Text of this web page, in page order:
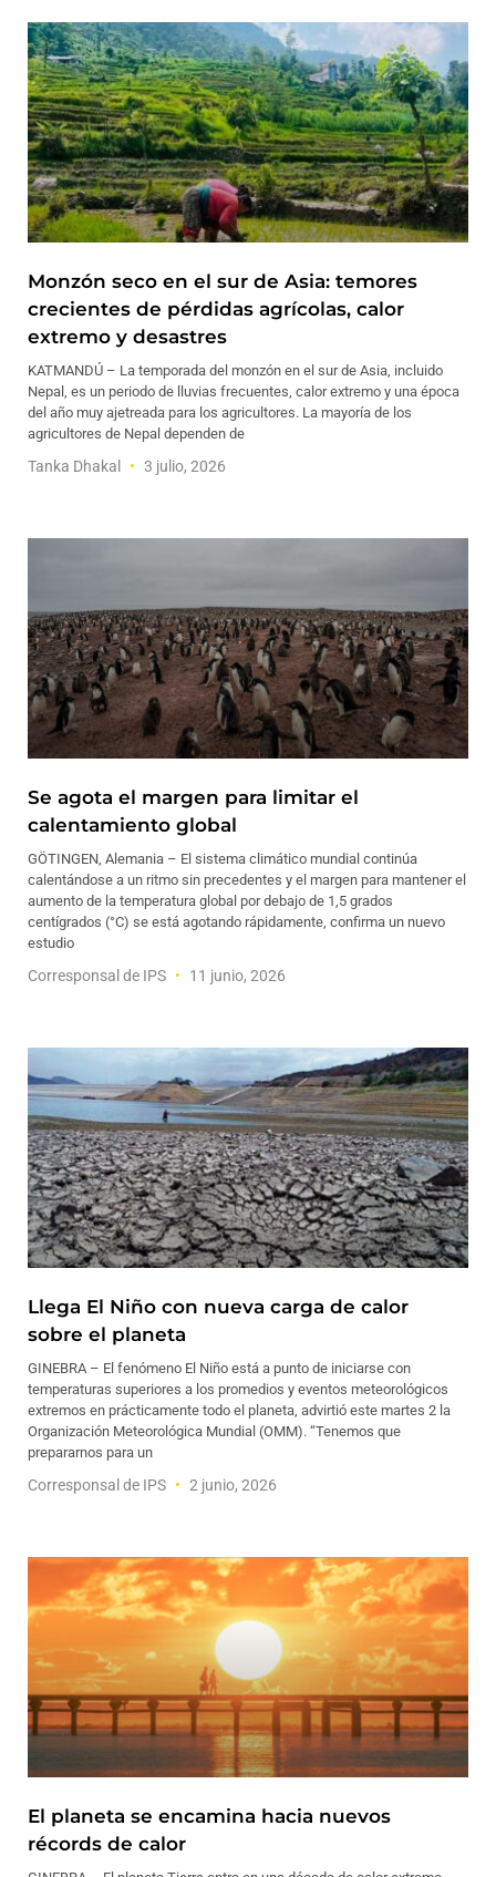
Monzón seco en el sur de Asia: temores
crecientes de pérdidas agrícolas, calor
extremo y desastres
KATMANDÚ – La temporada del monzón en el sur de Asia, incluido
Nepal, es un periodo de lluvias frecuentes, calor extremo y una época
del año muy ajetreada para los agricultores. La mayoría de los
agricultores de Nepal dependen de
Tanka Dhakal 3 julio, 2026
Se agota el margen para limitar el
calentamiento global
GÖTINGEN, Alemania – El sistema climático mundial continúa
calentándose a un ritmo sin precedentes y el margen para mantener el
aumento de la temperatura global por debajo de 1,5 grados
centígrados (°C) se está agotando rápidamente, confirma un nuevo
estudio
Corresponsal de IPS 11 junio, 2026
Llega El Niño con nueva carga de calor
sobre el planeta
GINEBRA – El fenómeno El Niño está a punto de iniciarse con
temperaturas superiores a los promedios y eventos meteorológicos
extremos en prácticamente todo el planeta, advirtió este martes 2 la
Organización Meteorológica Mundial (OMM). “Tenemos que
prepararnos para un
Corresponsal de IPS 2 junio, 2026
El planeta se encamina hacia nuevos
récords de calor